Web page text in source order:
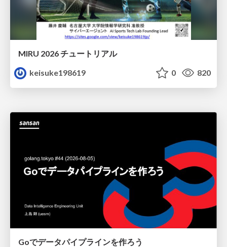
MIRU 2026 チュートリアル
keisuke198619
0 820
Goでデータパイプラインを作ろう